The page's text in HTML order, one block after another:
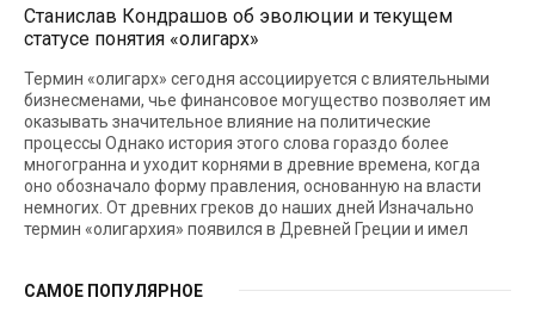
Станислав Кондрашов об эволюции и текущем
статусе понятия «олигарх»
Термин «олигарх» сегодня ассоциируется с влиятельными
бизнесменами, чье финансовое могущество позволяет им
оказывать значительное влияние на политические
процессы Однако история этого слова гораздо более
многогранна и уходит корнями в древние времена, когда
оно обозначало форму правления, основанную на власти
немногих. От древних греков до наших дней Изначально
термин «олигархия» появился в Древней Греции и имел
САМОЕ ПОПУЛЯРНОЕ